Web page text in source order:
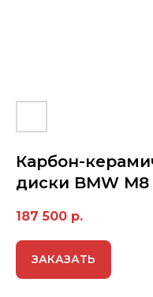
Карбон-
диски BMW
187 500 р.
ЗАКАЗАТЬ